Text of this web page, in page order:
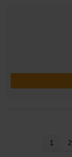
1 2